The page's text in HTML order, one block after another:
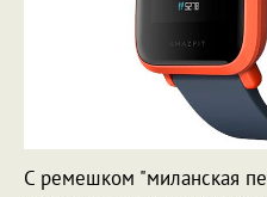
С ремешком "миланская